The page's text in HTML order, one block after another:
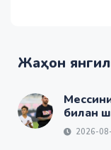
Жаҳон
билан
2026-